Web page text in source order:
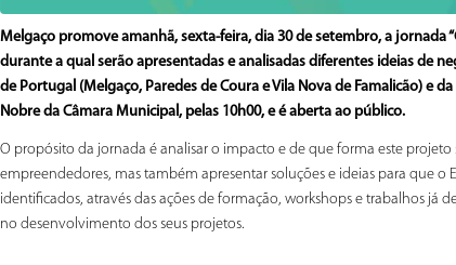
Melgaço promove amanhã, sexta-feira, dia 30 de setembro, a jornada
durante a qual serão apresentadas e analisadas diferentes ideias de
de Portugal (Melgaço, Paredes de Coura e Vila Nova de Famalicão) e
Nobre da Câmara Municipal, pelas 10h00, e é aberta ao público.
O propósito da jornada é analisar o impacto e de que forma este projeto
empreendedores, mas também apresentar soluções e ideias para que o
identificados, através das ações de formação, workshops e trabalhos já
no desenvolvimento dos seus projetos.